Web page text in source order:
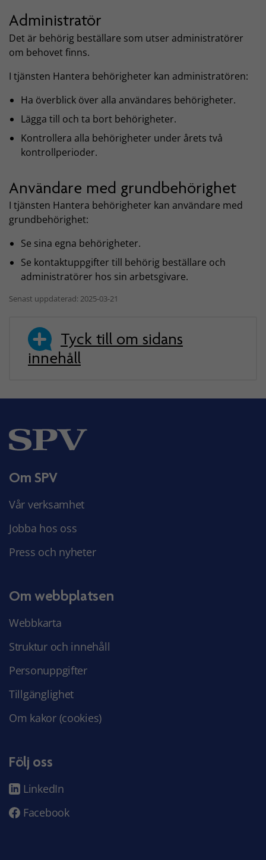
Administratör
Det är behörig beställare som utser administratörer
om behovet finns.
I tjänsten Hantera behörigheter kan administratören:
Ha överblick över alla användares behörigheter.
Lägga till och ta bort behörigheter.
Kontrollera alla behörigheter under årets två
kontrollperioder.
Användare med grundbehörighet
I tjänsten Hantera behörigheter kan användare med
grundbehörighet:
Se sina egna behörigheter.
Se kontaktuppgifter till behörig beställare och
administratörer hos sin arbetsgivare.
Senast uppdaterad: 2025-03-21
Tyck till om sidans
innehåll
Om SPV
Vår verksamhet
Jobba hos oss
Press och nyheter
Om webbplatsen
Webbkarta
Struktur och innehåll
Personuppgifter
Tillgänglighet
Om kakor (cookies)
Följ oss
LinkedIn
Facebook